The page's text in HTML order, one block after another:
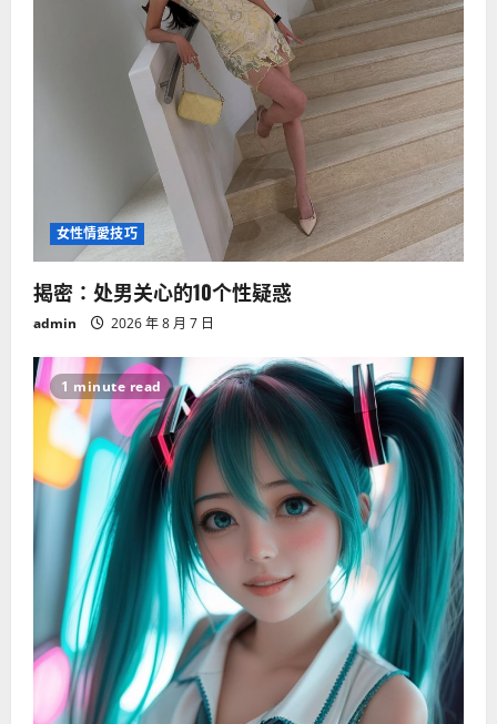
女性情愛技巧
揭密：处男关心的10个性疑惑
admin 2026 年 8 月 7 日
1 minute read